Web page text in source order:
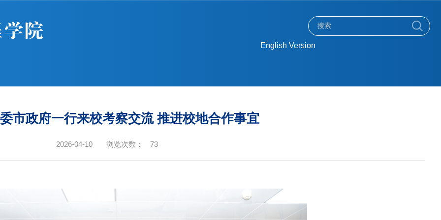
English Version
市政府一行来校考察交流 推进校地合作事宜
2026-04-10 浏览次数： 73